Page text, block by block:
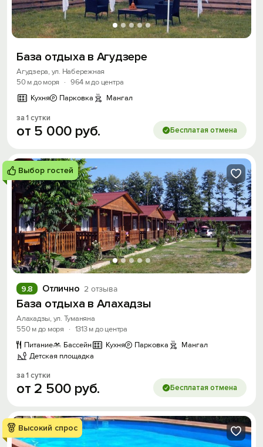
База отдыха в Агудзере
Агудзера, ул. Набережная
50 м до моря
· 964 м до центра
Кухня
Парковка Мангал
за 1 сутки
от 5 000 руб. Бесплатая отмена
Выбор гостей
Отлично 2 отзыва
9.8
База отдыха в Алахадзы
Алахадзы, ул. Туманяна
550 м до моря
· 1313 м до центра
Питание
Бассейн Кухня Парковка
Мангал
Детская площадка
за 1 сутки
от 2 500 руб. Бесплатая отмена
Высокий спрос